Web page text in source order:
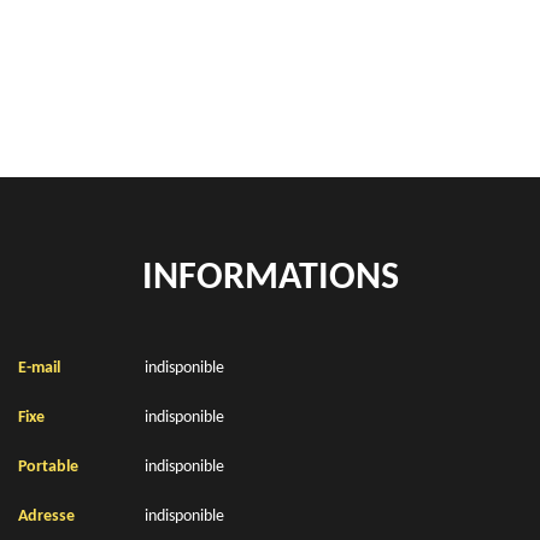
INFORMATIONS
E-mail indisponible
Fixe indisponible
Portable indisponible
Adresse indisponible